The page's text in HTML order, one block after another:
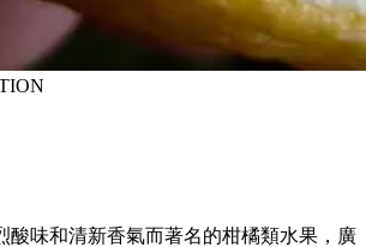
酸味和清新香氣而著名的柑橘類水果，廣